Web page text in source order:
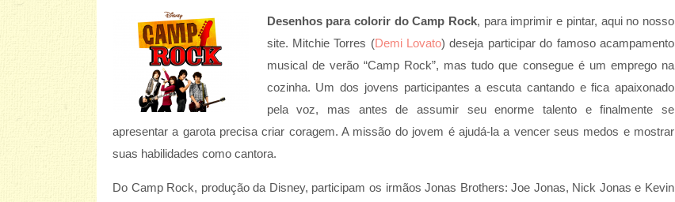
Desenhos para colorir do Camp Rock, para imprimir e pintar, aqui no nosso
site. Mitchie Torres (Demi Lovato) deseja participar do famoso acampamento
musical de verão “Camp Rock”, mas tudo que consegue é um emprego na
cozinha. Um dos jovens participantes a escuta cantando e fica apaixonado
pela voz, mas antes de assumir seu enorme talento e finalmente se
apresentar a garota precisa criar coragem. A missão do jovem é ajudá-la a vencer seus medos e mostrar
suas habilidades como cantora.
Do Camp Rock, produção da Disney, participam os irmãos Jonas Brothers: Joe Jonas, Nick Jonas e Kevin